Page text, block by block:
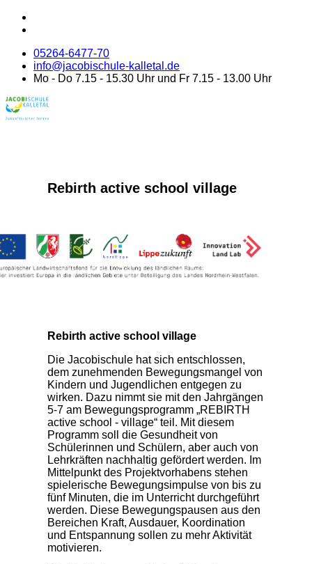
05264-6477-70
info@jacobischule-kalletal.de
Mo - Do 7.15 - 15.30 Uhr und Fr 7.15 - 13.00 Uhr
Rebirth active school village
Rebirth active school village
Die Jacobischule hat sich entschlossen,
dem zunehmenden Bewegungsmangel von
Kindern und Jugendlichen entgegen zu
wirken. Dazu nimmt sie mit den Jahrgängen
5-7 am Bewegungsprogramm „REBIRTH
active school - village“ teil. Mit diesem
Programm soll die Gesundheit von
Schülerinnen und Schülern, aber auch von
Lehrkräften nachhaltig gefördert werden. Im
Mittelpunkt des Projektvorhabens stehen
spielerische Bewegungsimpulse von bis zu
fünf Minuten, die im Unterricht durchgeführt
werden. Diese Bewegungspausen aus den
Bereichen Kraft, Ausdauer, Koordination
und Entspannung sollen zu mehr Aktivität
motivieren.